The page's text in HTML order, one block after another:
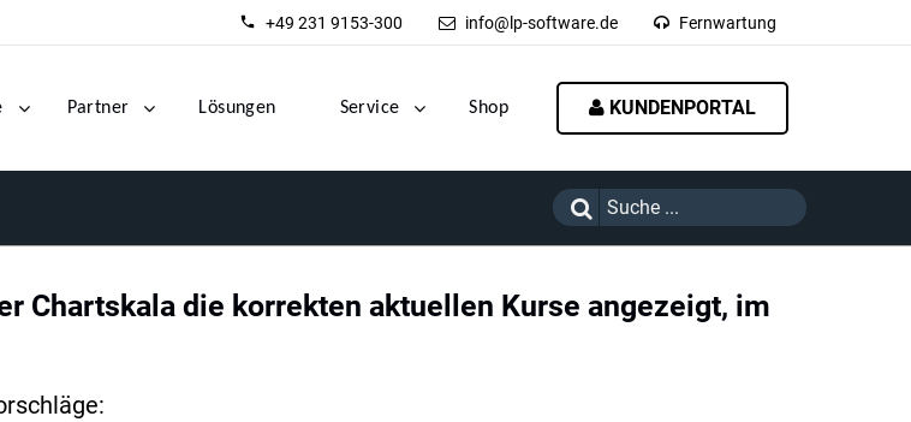
+49 231 9153-300 info@lp-software.de Fernwartung
Partner Lösungen Service Shop KUNDENPORTAL
Chartskala die korrekten aktuellen Kurse angezeigt, im